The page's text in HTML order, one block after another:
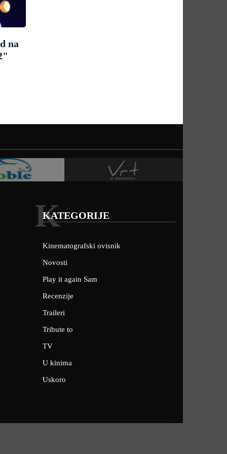
na
KATEGORIJE
K
Kinematografski ovisnik
Novosti
Play it again Sam
Recenzije
Traileri
Tribute to
TV
U kinima
Uskoro